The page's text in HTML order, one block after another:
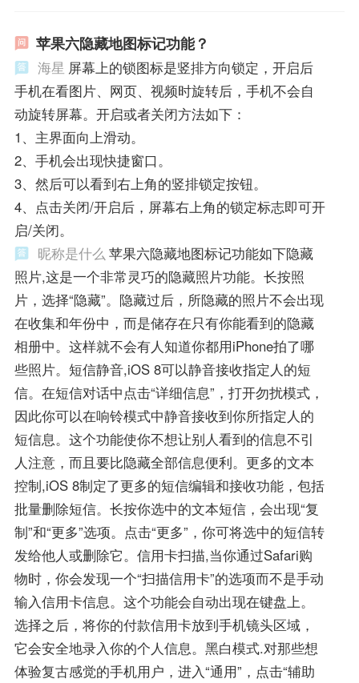
苹果六隐藏地图标记功能？
海星 屏幕上的锁图标是竖排方向锁定，开启后
手机在看图片、网页、视频时旋转后，手机不会自
动旋转屏幕。开启或者关闭方法如下：
1、主界面向上滑动。
2、手机会出现快捷窗口。
3、然后可以看到右上角的竖排锁定按钮。
4、点击关闭/开启后，屏幕右上角的锁定标志即可开
启/关闭。
昵称是什么 苹果六隐藏地图标记功能如下隐藏
照片,这是一个非常灵巧的隐藏照片功能。长按照
片，选择“隐藏”。隐藏过后，所隐藏的照片不会出现
在收集和年份中，而是储存在只有你能看到的隐藏
相册中。这样就不会有人知道你都用iPhone拍了哪
些照片。短信静音,iOS 8可以静音接收指定人的短
信。在短信对话中点击“详细信息”，打开勿扰模式，
因此你可以在响铃模式中静音接收到你所指定人的
短信息。这个功能使你不想让别人看到的信息不引
人注意，而且要比隐藏全部信息便利。更多的文本
控制,iOS 8制定了更多的短信编辑和接收功能，包括
批量删除短信。长按你选中的文本短信，会出现“复
制”和“更多”选项。点击“更多”，你可将选中的短信转
发给他人或删除它。信用卡扫描,当你通过Safari购
物时，你会发现一个“扫描信用卡”的选项而不是手动
输入信用卡信息。这个功能会自动出现在键盘上。
选择之后，将你的付款信用卡放到手机镜头区域，
它会安全地录入你的个人信息。黑白模式.对那些想
体验复古感觉的手机用户，进入“通用”，点击“辅助